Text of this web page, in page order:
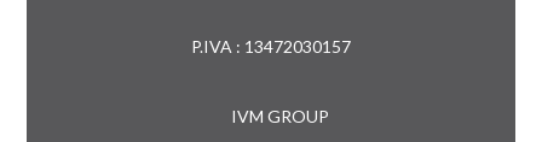
P.IVA : 13472030157
IVM GROUP